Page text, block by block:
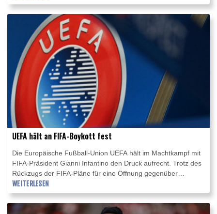
Brett mit 274,59 Punkten Bronze - und bescherte dem
deutschen Schwimm-Verband (DSV) die achte Medaille im
Centre Aquatique Olympique am Stade de France.
UEFA hält an FIFA-Boykott fest
Die Europäische Fußball-Union UEFA hält im Machtkampf mit
FIFA-Präsident Gianni Infantino den Druck aufrecht. Trotz des
Rückzugs der FIFA-Pläne für eine Öffnung gegenüber
externen Investoren hält die UEFA an ihrem Boykott der
Wettbewerbe des Weltverbandes fest. Das geht aus einer
UEFA-Erklärung auf SID-Anfrage vom Donnerstag hervor.
WEITERLESEN